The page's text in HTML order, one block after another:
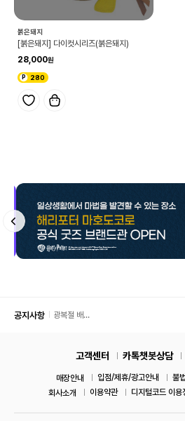
붉은돼지
[붉은돼지] 다이컷시리즈(붉은돼지)
28,000
280
공지사항
광복절 배
고객센터 카톡챗봇상담
매장안내 입점/제휴/광고안내
불
회사소개
이용약관 디지털코드 이용